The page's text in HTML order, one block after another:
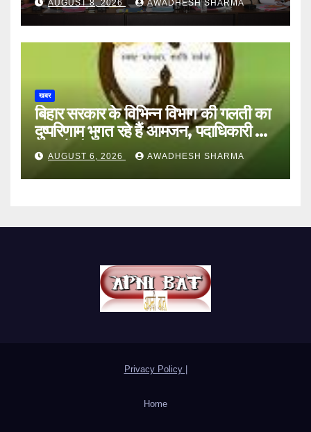
AUGUST 8, 2026 AWADHESH SHARMA
खबर
बिहार सरकार के विभिन्न विभाग की गलती का
दुष्परिणाम भुगत रहे हैं आमजन, पदाधिकारी और
अन्य हैं मौन
AUGUST 6, 2026 AWADHESH SHARMA
Privacy Policy
Home